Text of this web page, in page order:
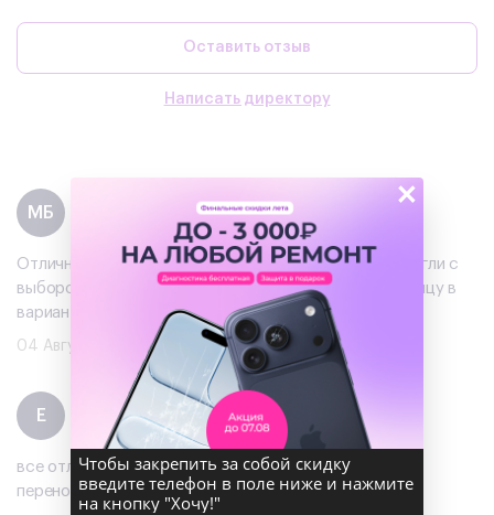
Оставить отзыв
Написать директору
МБ
Отзывна 2ГИС
Отличный сервис!!! забронировал приехал мне помогли с
выбором все оперативно и отлично объяснили разницу в
вариантах
04 Августа 2026
Е
Екатерина
Отзывна Авито
все отлично)сделали скидку и подарок ,помогли с
переносом данных !рекомендую
×
Чтобы закрепить за собой скидку
введите телефон в поле ниже и нажмите
на кнопку "Хочу!"